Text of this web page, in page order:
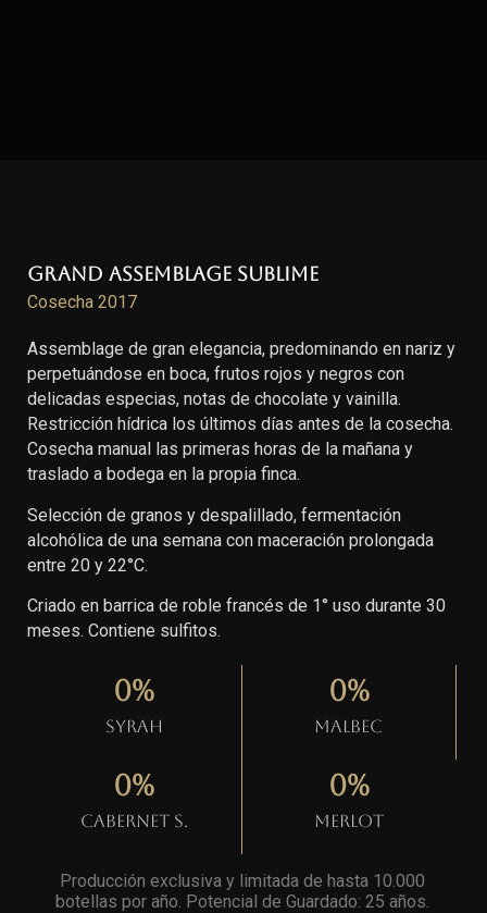
Grand Assemblage Sublime
Cosecha 2017
Assemblage de gran elegancia, predominando en nariz y
perpetuándose en boca, frutos rojos y negros con
delicadas especias, notas de chocolate y vainilla.
Restricción hídrica los últimos días antes de la cosecha.
Cosecha manual las primeras horas de la mañana y
traslado a bodega en la propia finca.
Selección de granos y despalillado, fermentación
alcohólica de una semana con maceración prolongada
entre 20 y 22°C.
Criado en barrica de roble francés de 1° uso durante 30
meses. Contiene sulfitos.
Syrah
0%
Malbec
0%
Cabernet S.
0%
Merlot
0%
Producción exclusiva y limitada de hasta 10.000
botellas por año. Potencial de Guardado: 25 años